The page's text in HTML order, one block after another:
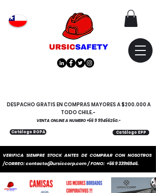
VERIFICA SIEMPRE STOCK ANTES DE COMPRAR CON NOSOTROS
/CORREO:contacto@ursiccorp.com/ FONO: +56 9 33916946.
Catálogo EPP
Catálogo ROPA
DESPACHO GRATIS EN COMPRAS MAYORES A $200.000 A
TODO CHILE.-
VENTA ONLINE A NUMERO+56 9 99456250.-